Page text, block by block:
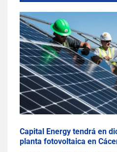
Capital Energy tendrá en
planta fotovoltaica en